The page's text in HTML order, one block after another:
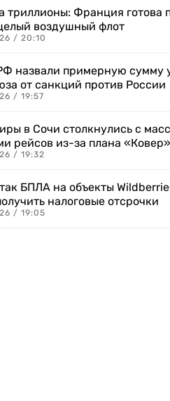
триллионы: Франция готова
воздушный флот
/ 20:10
назвали примерную сумму
от санкций против России
/ 19:57
в Сочи столкнулись с
рейсов из-за плана «Ковер»
/ 19:32
БПЛА на объекты
налоговые отсрочки
/ 19:05